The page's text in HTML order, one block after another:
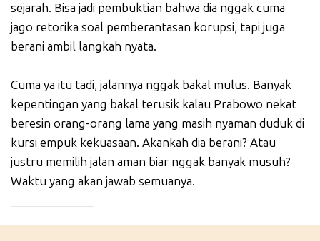
sejarah. Bisa jadi pembuktian bahwa dia nggak cuma
jago retorika soal pemberantasan korupsi, tapi juga
berani ambil langkah nyata.
Cuma ya itu tadi, jalannya nggak bakal mulus. Banyak
kepentingan yang bakal terusik kalau Prabowo nekat
beresin orang-orang lama yang masih nyaman duduk di
kursi empuk kekuasaan. Akankah dia berani? Atau
justru memilih jalan aman biar nggak banyak musuh?
Waktu yang akan jawab semuanya.